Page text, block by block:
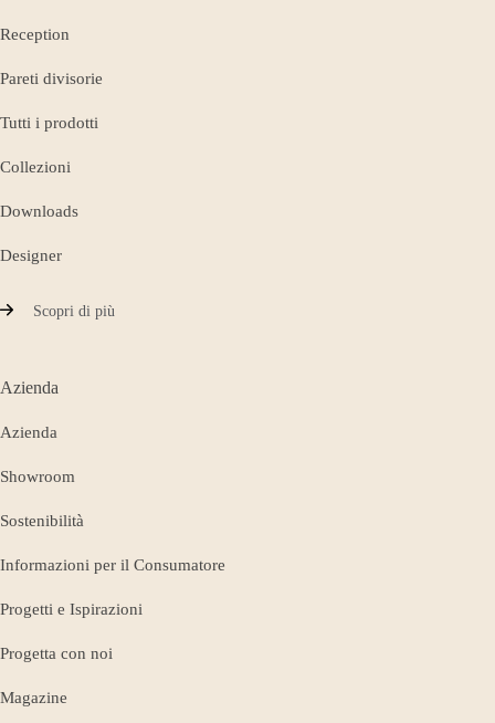
Reception
Pareti divisorie
Tutti i prodotti
Collezioni
Downloads
Designer
Scopri di più
Azienda
Azienda
Showroom
Sostenibilità
Informazioni per il Consumatore
Progetti e Ispirazioni
Progetta con noi
Magazine